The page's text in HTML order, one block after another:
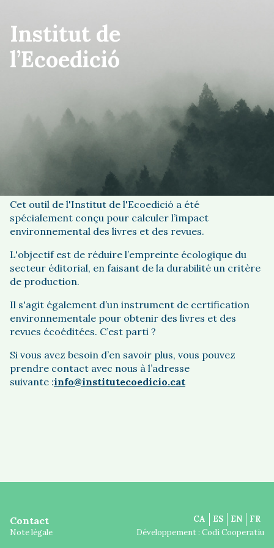
Institut de
l’Ecoedició
Bienvenue à BookDAPer, la calculatrice
environnementale du secteur de l’édition.
Cet outil de l'Institut de l'Ecoedició a été
spécialement conçu pour calculer l’impact
environnemental des livres et des revues.
L'objectif est de réduire l’empreinte écologique du
secteur éditorial, en faisant de la durabilité un critère
de production.
Il s'agit également d’un instrument de certification
environnementale pour obtenir des livres et des
revues écoéditées. C’est parti ?
Si vous avez besoin d’en savoir plus, vous pouvez
prendre contact avec nous à l’adresse
suivante :info@institutecoedicio.cat
Contact
Note légale
CA ES EN
FR
Développement : Codi Cooperatiu